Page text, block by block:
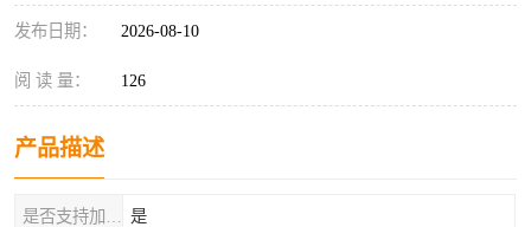
发布日期： 2026-08-10
阅 读 量： 126
产品描述
是